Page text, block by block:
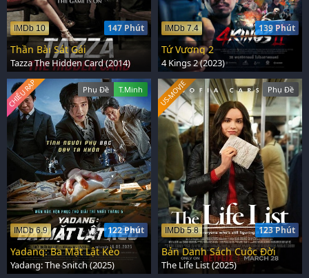
147 Phút
IMDb 10
Thần Bài Sát Gái
Tazza The Hidden Card (2014)
139 Phút
IMDb 7.4
Tứ Vương 2
4 Kings 2 (2023)
Phụ Đề T.Minh
122 Phút
IMDb 6.9
CHIẾU RẠP
Yadang: Ba Mặt Lật Kèo
Yadang: The Snitch (2025)
Phụ Đề
123 Phút
IMDb 5.8
US-MOVIE
Bản Danh Sách Cuộc Đời
The Life List (2025)